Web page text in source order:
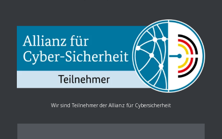
Wir sind Teilnehmer der Allianz für Cybersicherheit